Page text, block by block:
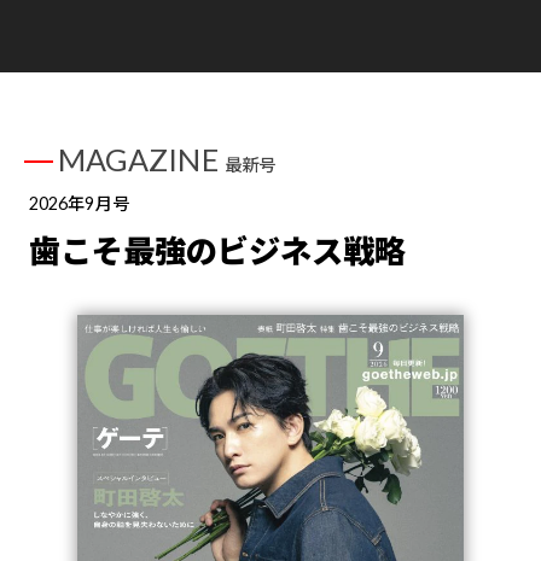
MAGAZINE 最新号
2026年9月号
歯こそ最強のビジネス戦略